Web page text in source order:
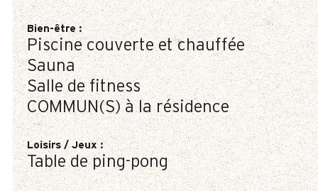
Bien-être:
Piscine couverte et chauffée
Sauna
Salle de fitness
COMMUN(S) à la résidence
Loisirs / Jeux:
Table de ping-pong